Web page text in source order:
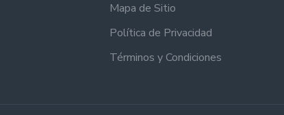
Mapa de Sitio
Política de Privacidad
Términos y Condiciones